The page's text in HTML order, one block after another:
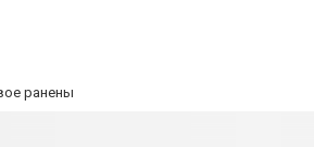
ранены